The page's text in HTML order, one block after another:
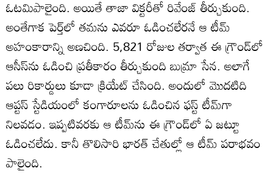
ఓటమిపాలైంది. అయితే తాజా విక్టరీతో రివేంజ్ తీర్చుకుంది.
అంతేగాక పెర్త్‌లో తమను ఎవరూ ఓడించలేరనే ఆ టీమ్
అహంకారాన్ని అణచింది. 5,821 రోజుల తర్వాత ఈ గ్రౌండ్‌లో
ఆసీస్‌ను ఓడించి ప్రతీకారం తీర్చుకుంది బుమ్రా సేన. అలాగే
పలు రికార్డులు కూడా క్రియేట్ చేసింది. అందులో మొదటిది
ఆప్టస్ స్టేడియంలో కంగారూలను ఓడించిన ఫస్ట్ టీమ్‌గా
నిలవడం. ఇప్పటివరకు ఆ టీమ్‌ను ఈ గ్రౌండ్‌లో ఏ జట్టూ
ఓడించలేదు. కానీ తొలిసారి భారత్ చేతుల్లో ఆ టీమ్ పరాభవం
పాలైంది.